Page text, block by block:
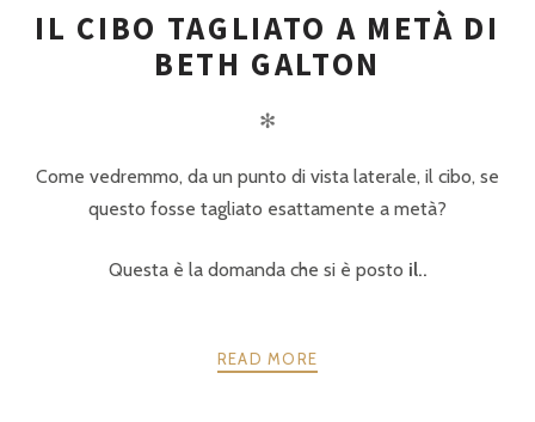
IL CIBO TAGLIATO A METÀ DI
BETH GALTON
✻
Come vedremmo, da un punto di vista laterale, il cibo, se
questo fosse tagliato esattamente a metà?
Questa è la domanda che si è posto il..
READ MORE